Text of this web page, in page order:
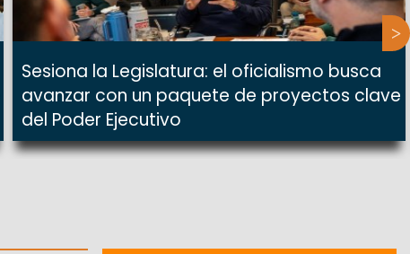
Sesiona la Legislatura: el oficialismo busca
avanzar con un paquete de proyectos clave
del Poder Ejecutivo